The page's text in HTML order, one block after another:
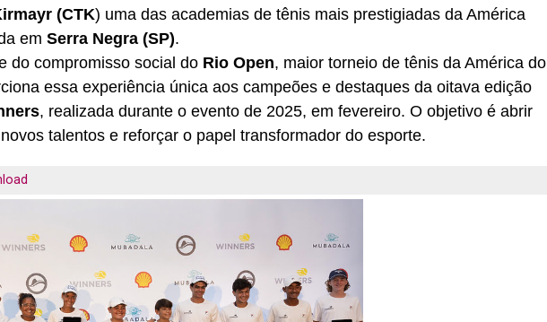
(CTK) uma das academias de tênis mais prestigiadas da América
em Serra Negra (SP).
do compromisso social do Rio Open, maior torneio de tênis da América do
essa experiência única aos campeões e destaques da oitava edição
, realizada durante o evento de 2025, em fevereiro. O objetivo é abrir
talentos e reforçar o papel transformador do esporte.